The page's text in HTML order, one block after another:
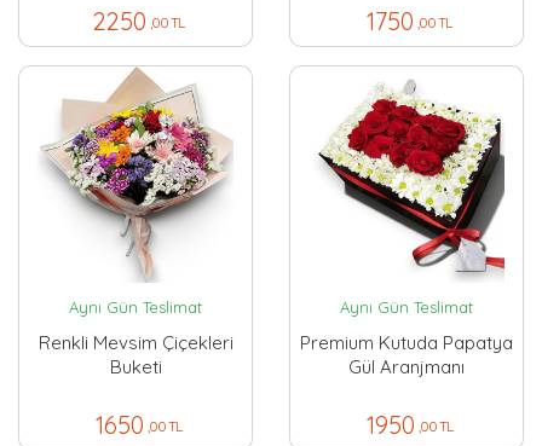
2250 ,00 TL 1750 ,00 TL
Aynı Gün Teslimat
Renkli Mevsim Çiçekleri
Buketi
1650 ,00 TL
Aynı Gün Teslimat
Premium Kutuda Papatya
Gül Aranjmanı
1950 ,00 TL